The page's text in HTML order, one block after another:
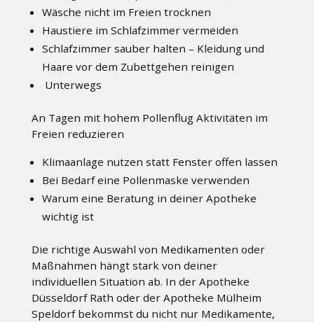
Wäsche nicht im Freien trocknen
Haustiere im Schlafzimmer vermeiden
Schlafzimmer sauber halten – Kleidung und
Haare vor dem Zubettgehen reinigen
Unterwegs
An Tagen mit hohem Pollenflug Aktivitäten im
Freien reduzieren
Klimaanlage nutzen statt Fenster offen lassen
Bei Bedarf eine Pollenmaske verwenden
Warum eine Beratung in deiner Apotheke
wichtig ist
Die richtige Auswahl von Medikamenten oder
Maßnahmen hängt stark von deiner
individuellen Situation ab. In der Apotheke
Düsseldorf Rath oder der Apotheke Mülheim
Speldorf bekommst du nicht nur Medikamente,